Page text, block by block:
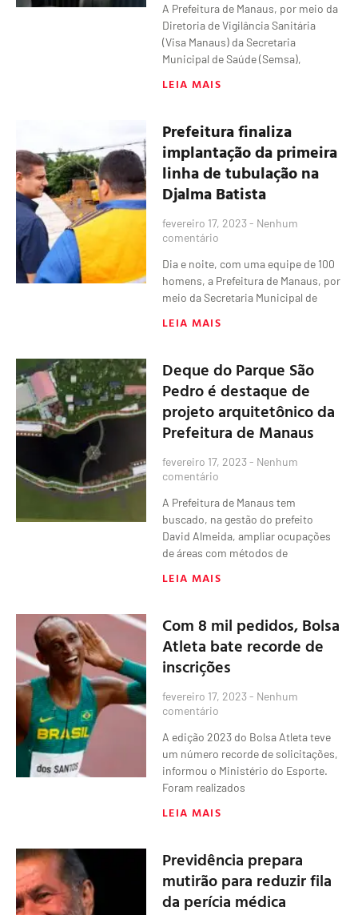
A Prefeitura de Manaus, por meio da
Diretoria de Vigilância Sanitária
(Visa Manaus) da Secretaria
Municipal de Saúde (Semsa),
LEIA MAIS
Prefeitura finaliza
implantação da primeira
linha de tubulação na
Djalma Batista
fevereiro 17, 2023 Nenhum
comentário
Dia e noite, com uma equipe de 100
homens, a Prefeitura de Manaus, por
meio da Secretaria Municipal de
LEIA MAIS
Deque do Parque São
Pedro é destaque de
projeto arquitetônico da
Prefeitura de Manaus
fevereiro 17, 2023 Nenhum
comentário
A Prefeitura de Manaus tem
buscado, na gestão do prefeito
David Almeida, ampliar ocupações
de áreas com métodos de
LEIA MAIS
Com 8 mil pedidos, Bolsa
Atleta bate recorde de
inscrições
fevereiro 17, 2023 Nenhum
comentário
A edição 2023 do Bolsa Atleta teve
um número recorde de solicitações,
informou o Ministério do Esporte.
Foram realizados
LEIA MAIS
Previdência prepara
mutirão para reduzir fila
da perícia médica